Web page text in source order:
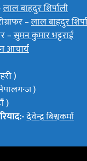
लाल बाहदुर शिर्पाली
–लाल बाहदुर
–सुमन कुमार भट्टराई
आचार्य
)
)
)
देवेन्द्र बिश्वकर्मा